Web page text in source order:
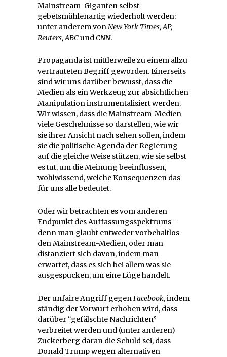
Mainstream-Giganten selbst
gebetsmühlenartig wiederholt werden:
unter anderem vonNew York Times, AP,
Reuters, ABCundCNN.
Propaganda ist mittlerweile zu einem allzu
vertrauteten Begriff geworden. Einerseits
sind wir uns darüber bewusst, dass die
Medien als ein Werkzeug zur absichtlichen
Manipulation instrumentalisiert werden.
Wir wissen, dass die Mainstream-Medien
viele Geschehnisse so darstellen, wie wir
sie ihrer Ansicht nach sehen sollen, indem
sie die politische Agenda der Regierung
auf die gleiche Weise stützen, wie sie selbst
es tut, um die Meinung beeinflussen,
wohlwissend, welche Konsequenzen das
für uns alle bedeutet.
Oder wir betrachten es vom anderen
Endpunkt des Auffassungsspektrums –
denn man glaubt entweder vorbehaltlos
den Mainstream-Medien, oder man
distanziert sich davon, indem man
erwartet, dass es sich bei allem was sie
ausgespucken, um eine Lüge handelt.
Der unfaire Angriff gegenFacebook, indem
ständig der Vorwurf erhoben wird, dass
darüber “gefälschte Nachrichten”
verbreitet werden und (unter anderen)
Zuckerberg daran die Schuld sei, dass
Donald Trump wegen alternativen